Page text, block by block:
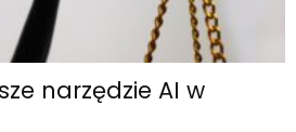
narzędzie AI w